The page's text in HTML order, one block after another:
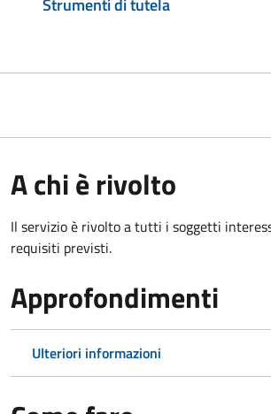
A chi è rivolto
Il servizio è rivolto a tutti i soggetti
requisiti previsti.
Approfondimenti
Ulteriori informazioni